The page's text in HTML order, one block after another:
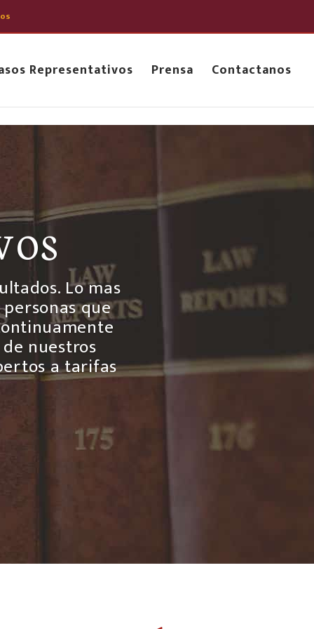
Representativos Prensa Contactanos
Lo mas
que
nuestros
a tarifas